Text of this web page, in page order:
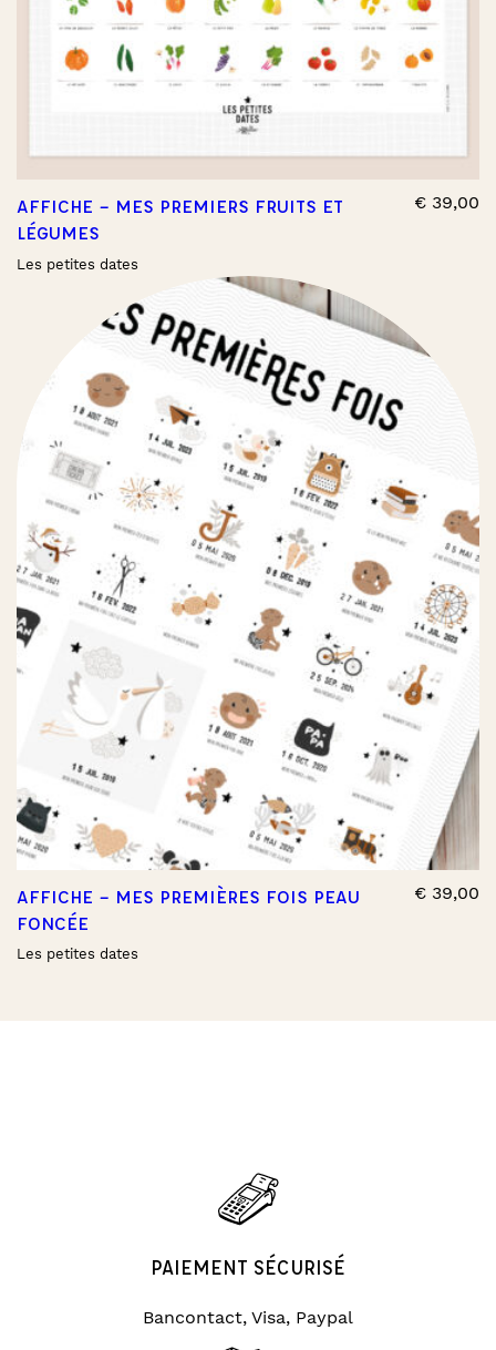
AFFICHE – MES PREMIERS FRUITS ET
LÉGUMES
Les petites dates
€ 39,00
AFFICHE – MES PREMIÈRES FOIS PEAU
FONCÉE
Les petites dates
€ 39,00
PAIEMENT SÉCURISÉ
Bancontact, Visa, Paypal